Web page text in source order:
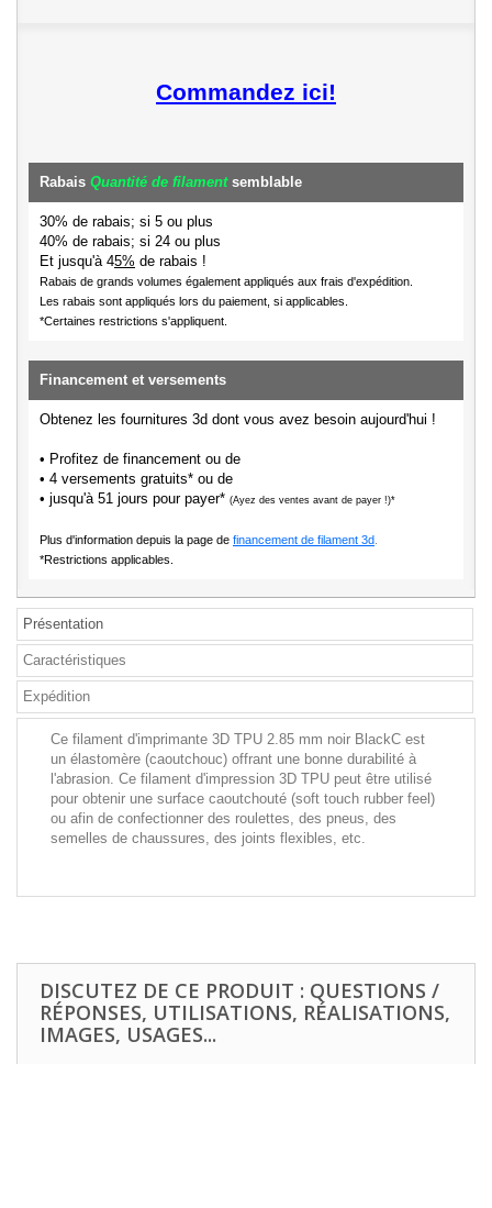
Commandez ici!
Rabais Quantité de filamentsemblable
30% de rabais; si 5 ou plus
40% de rabais; si 24 ou plus
Et jusqu'à 45% de rabais !
Rabais de grands volumes également appliqués aux frais d'expédition.
Les rabais sont appliqués lors du paiement, si applicables.
*Certaines restrictions s'appliquent.
Financement et versements
Obtenez les fournitures 3d dont vous avez besoin aujourd'hui !
• Profitez de financement ou de
• 4 versements gratuits* ou de
• jusqu'à 51 jours pour payer* (Ayez des ventes avant de payer !)*
Plus d'information depuis la page de financement de filament 3d
*Restrictions applicables.
Présentation
Caractéristiques
Expédition
Ce filament d'imprimante 3D TPU 2.85 mm noir BlackC est
un élastomère (caoutchouc) offrant une bonne durabilité à
l'abrasion. Ce filament d'impression 3D TPU peut être utilisé
pour obtenir une surface caoutchouté (soft touch rubber feel)
ou afin de confectionner des roulettes, des pneus, des
semelles de chaussures, des joints flexibles, etc.
DISCUTEZ DE CE PRODUIT : QUESTIONS /
RÉPONSES, UTILISATIONS, RÉALISATIONS,
IMAGES, USAGES...